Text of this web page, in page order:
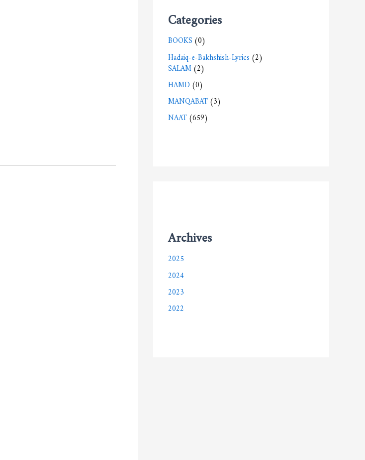
Categories
BOOKS(0)
Hadaiq-e-Bakhshish-Lyrics(2)
SALAM(2)
HAMD(0)
MANQABAT(3)
NAAT(659)
Archives
2025
2024
2023
2022